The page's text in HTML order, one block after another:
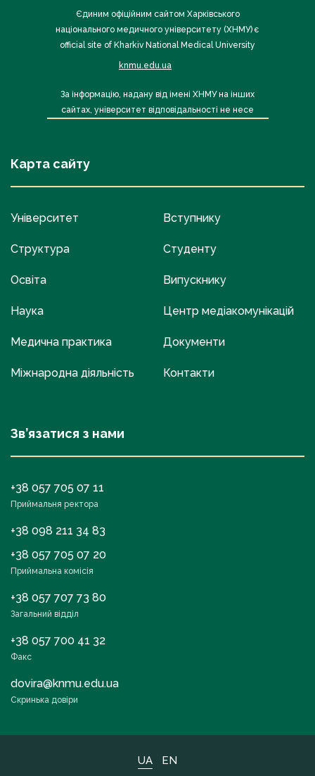
Єдиним офіційним сайтом Харківського
національного медичного університету (ХНМУ) є
official site of Kharkiv National Medical University
knmu.edu.ua
За інформацію, надану від імені ХНМУ на інших
сайтах, університет відповідальності не несе
Карта сайту
Університет
Структура
Освіта
Наука
Медична практика
Міжнародна діяльність
Вступнику
Студенту
Випускнику
Центр медіакомунікацій
Документи
Контакти
Зв’язатися з нами
+38 057 705 07 11
Приймальня ректора
+38 098 211 34 83
+38 057 705 07 20
Приймальна комісія
+38 057 707 73 80
Загальний відділ
+38 057 700 41 32
Факс
dovira@knmu.edu.ua
Скринька довіри
UA EN